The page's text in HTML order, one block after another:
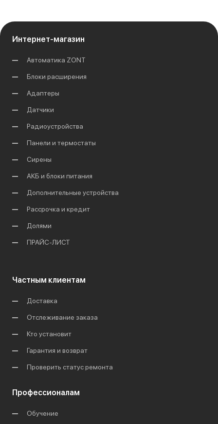
Интернет-магазин
Автоматика ZONT
Блоки расширения
Адаптеры
Датчики
Радиоустройства
Панели и термостаты
Сирены
АКБ и блоки питания
Дополнительные устройства
Рассрочка и кредит
Долями
ПРАЙС-ЛИСТ
Частным клиентам
Доставка
Отслеживание заказа
Кто установит
Гарантия и возврат
Проверить статус ремонта
Профессионалам
Обучение